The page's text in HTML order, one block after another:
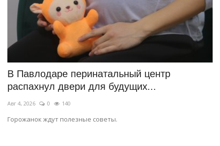
В Павлодаре перинатальный центр
распахнул двери для будущих...
Авг 4, 2026 0 140
Горожанок ждут полезные советы.